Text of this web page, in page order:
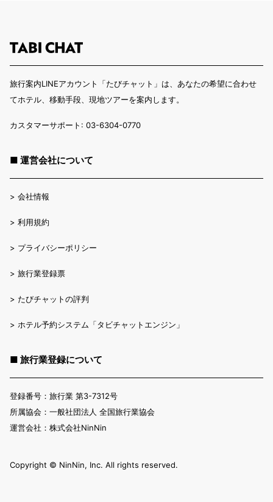
旅行案内LINEアカウント「たびチャット」は、あなたの希望に合わせ
てホテル、移動手段、現地ツアーを案内します。
カスタマーサポート: 03-6304-0770
■ 運営会社について
> 会社情報
> 利用規約
> プライバシーポリシー
> 旅行業登録票
> たびチャットの評判
> ホテル予約システム「タビチャットエンジン」
■ 旅行業登録について
登録番号：旅行業 第3-7312号
所属協会：一般社団法人 全国旅行業協会
運営会社：株式会社NinNin
Copyright ©︎ NinNin, Inc. All rights reserved.